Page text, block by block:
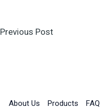
Previous Post
About Us Products FAQ